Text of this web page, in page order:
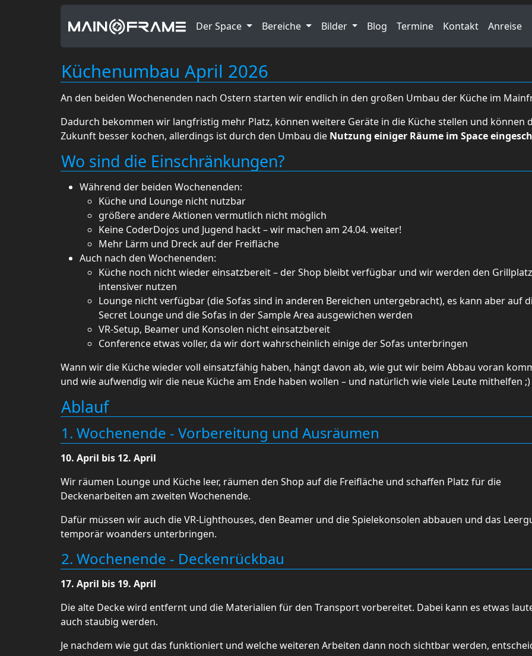
Der Space Bereiche Bilder Blog Termine Kontakt Anreise
Küchenumbau April 2026
An den beiden Wochenenden nach Ostern starten wir endlich in den großen Umbau der Küche im
Dadurch bekommen wir langfristig mehr Platz, können weitere Geräte in die Küche stellen und können
Zukunft besser kochen, allerdings ist durch den Umbau die Nutzung einiger Räume im Space
Wo sind die Einschränkungen?
Während der beiden Wochenenden:
Küche und Lounge nicht nutzbar
größere andere Aktionen vermutlich nicht möglich
Keine CoderDojos und Jugend hackt – wir machen am 24.04. weiter!
Mehr Lärm und Dreck auf der Freifläche
Auch nach den Wochenenden:
Küche noch nicht wieder einsatzbereit – der Shop bleibt verfügbar und wir werden den Grillplatz
intensiver nutzen
Lounge nicht verfügbar (die Sofas sind in anderen Bereichen untergebracht), es kann aber auf
Secret Lounge und die Sofas in der Sample Area ausgewichen werden
VR-Setup, Beamer und Konsolen nicht einsatzbereit
Conference etwas voller, da wir dort wahrscheinlich einige der Sofas unterbringen
Wann wir die Küche wieder voll einsatzfähig haben, hängt davon ab, wie gut wir beim Abbau voran
und wie aufwendig wir die neue Küche am Ende haben wollen – und natürlich wie viele Leute mithelfen ;)
Ablauf
1. Wochenende - Vorbereitung und Ausräumen
10. April bis 12. April
Wir räumen Lounge und Küche leer, räumen den Shop auf die Freifläche und schaffen Platz für die
Deckenarbeiten am zweiten Wochenende.
Dafür müssen wir auch die VR-Lighthouses, den Beamer und die Spielekonsolen abbauen und das
temporär woanders unterbringen.
2. Wochenende - Deckenrückbau
17. April bis 19. April
Die alte Decke wird entfernt und die Materialien für den Transport vorbereitet. Dabei kann es etwas
auch staubig werden.
Je nachdem wie gut das funktioniert und welche weiteren Arbeiten dann noch sichtbar werden,